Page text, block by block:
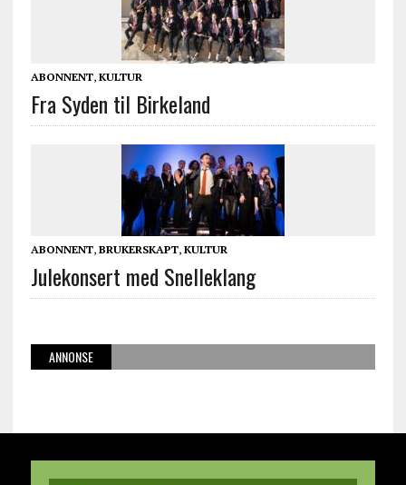
ABONNENT, KULTUR
Fra Syden til Birkeland
ABONNENT, BRUKERSKAPT, KULTUR
Julekonsert med Snelleklang
ANNONSE